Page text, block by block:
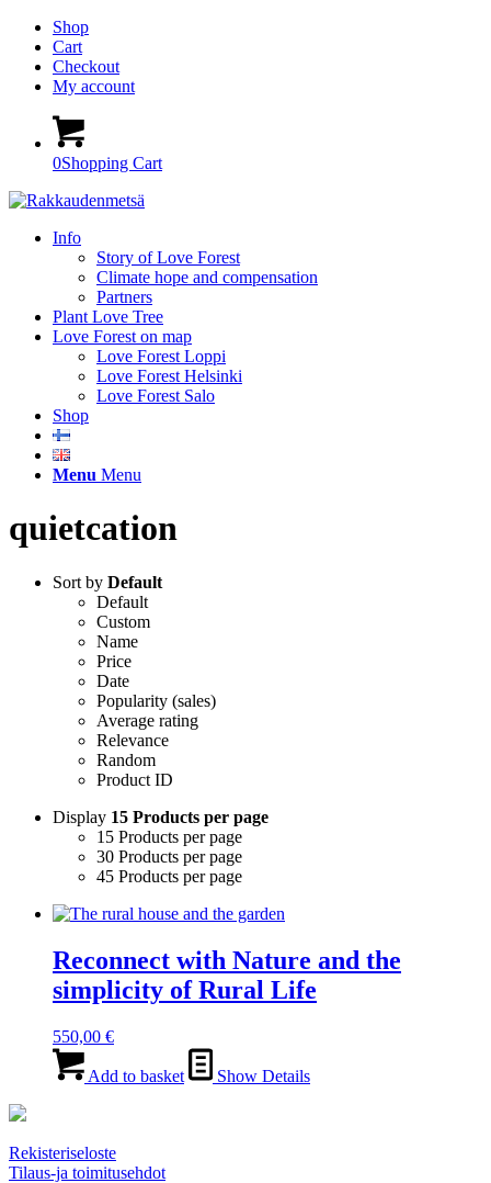
Shop
Cart
Checkout
My account
0Shopping Cart
Info
Story of Love Forest
Climate hope and compensation
Partners
Plant Love Tree
Love Forest on map
Love Forest Loppi
Love Forest Helsinki
Love Forest Salo
Shop
Menu Menu
quietcation
Sort by Default
Default
Custom
Name
Price
Date
Popularity (sales)
Average rating
Relevance
Random
Product ID
Display 15 Products per page
15 Products per page
30 Products per page
45 Products per page
Reconnect with Nature and the
simplicity of Rural Life
550,00 €
Add to basket Show Details
Rekisteriseloste
Tilaus-ja toimitusehdot